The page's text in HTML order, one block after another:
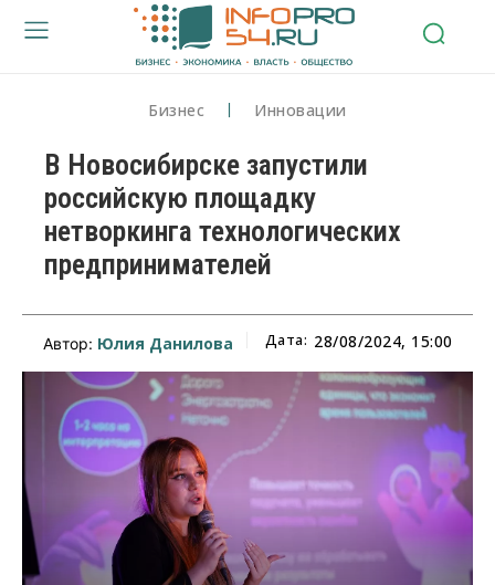
Бизнес Инновации
В Новосибирске запустили
российскую площадку
нетворкинга технологических
предпринимателей
Автор: Юлия Данилова Дата: 28/08/2024, 15:00